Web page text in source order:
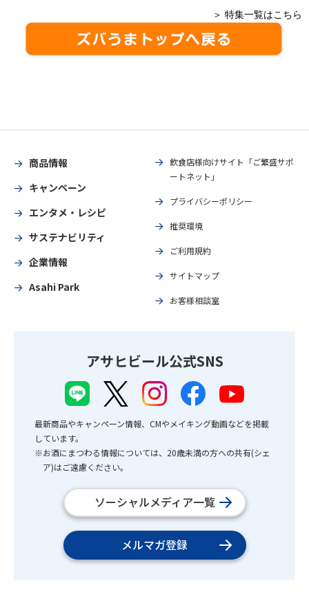
＞ 特集一覧はこちら
商品情報
キャンペーン
エンタメ・レシピ
サステナビリティ
企業情報
Asahi Park
飲食店様向けサイト「ご繁盛サポ
ートネット」
プライバシーポリシー
推奨環境
ご利用規約
サイトマップ
お客様相談室
アサヒビール公式SNS
最新商品やキャンペーン情報、CMやメイキング動画などを掲載
しています。
※お酒にまつわる情報については、20歳未満の方への共有(シェ
ア)はご遠慮ください。
ソーシャルメディア一覧
メルマガ登録